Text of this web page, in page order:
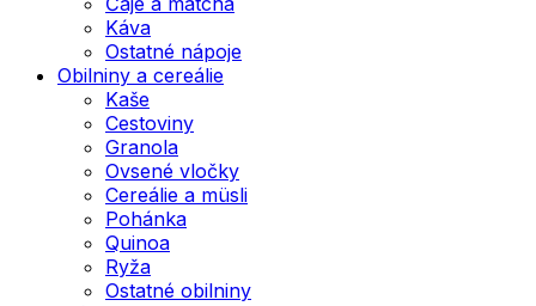
Káva
Ostatné nápoje
Obilniny a cereálie
Kaše
Cestoviny
Granola
Ovsené vločky
Cereálie a müsli
Pohánka
Quinoa
Ryža
Ostatné obilniny